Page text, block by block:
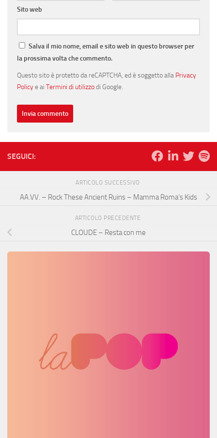
Sito web
Salva il mio nome, email e sito web in questo browser per
la prossima volta che commento.
Questo sito è protetto da reCAPTCHA, ed è soggetto alla Privacy
Policye ai Termini di utilizzodi Google.
SEGUICI:
ARTICOLO SUCCESSIVO
AA.VV. – Rock These Ancient Ruins – Mamma Roma’s Kids
ARTICOLO PRECEDENTE
CLOUDE – Resta con me